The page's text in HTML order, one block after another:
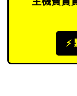
⚡️